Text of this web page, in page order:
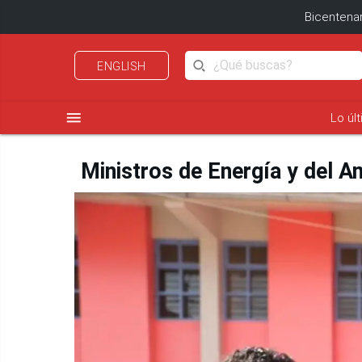
ENGLISH
menu Lo
Ministros de Energía y del